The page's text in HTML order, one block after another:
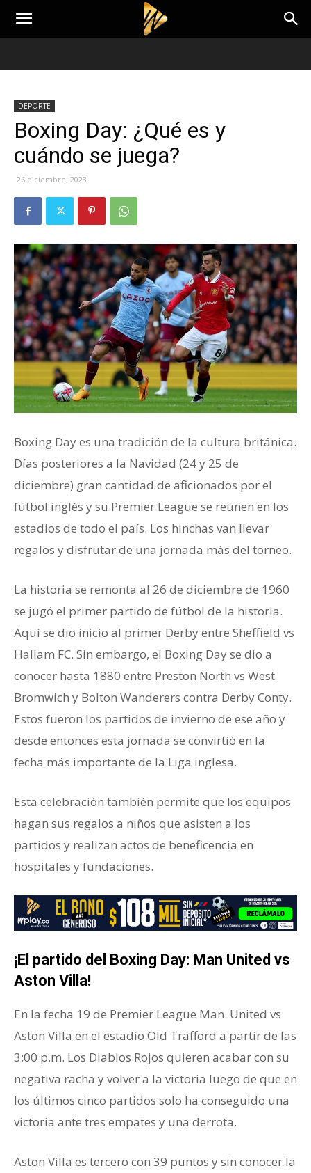
DEPORTE
Boxing Day: ¿Qué es y
cuándo se juega?
26 diciembre, 2023
Boxing Day es una tradición de la cultura británica.
Días posteriores a la Navidad (24 y 25 de
diciembre) gran cantidad de aficionados por el
fútbol inglés y su Premier League se reúnen en los
estadios de todo el país. Los hinchas van llevar
regalos y disfrutar de una jornada más del torneo.
La historia se remonta al 26 de diciembre de 1960
se jugó el primer partido de fútbol de la historia.
Aquí se dio inicio al primer Derby entre Sheffield vs
Hallam FC. Sin embargo, el Boxing Day se dio a
conocer hasta 1880 entre Preston North vs West
Bromwich y Bolton Wanderers contra Derby Conty.
Estos fueron los partidos de invierno de ese año y
desde entonces esta jornada se convirtió en la
fecha más importante de la Liga inglesa.
Esta celebración también permite que los equipos
hagan sus regalos a niños que asisten a los
partidos y realizan actos de beneficencia en
hospitales y fundaciones.
¡El partido del Boxing Day: Man United vs
Aston Villa!
En la fecha 19 de Premier League Man. United vs
Aston Villa en el estadio Old Trafford a partir de las
3:00 p.m. Los Diablos Rojos quieren acabar con su
negativa racha y volver a la victoria luego de que en
los últimos cinco partidos solo ha conseguido una
victoria ante tres empates y una derrota.
Aston Villa es tercero con 39 puntos y sin conocer la